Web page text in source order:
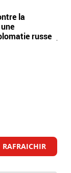
la
russe
RAFRAICHIR